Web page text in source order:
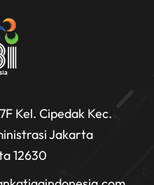
Kel. Cipedak Kec.
Jakarta
12630